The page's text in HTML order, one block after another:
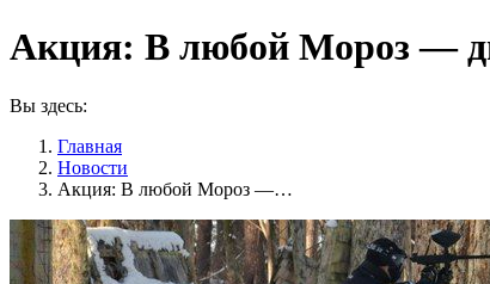
Акция: В любой Мороз —
Вы здесь:
Главная
Новости
Акция: В любой Мороз —…